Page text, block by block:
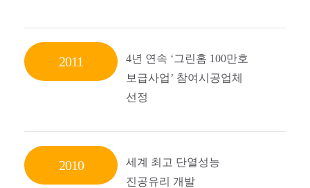
2011
4년 연속 ‘그린홈 100만호
보급사업’ 참여시공업체
선정
2010
세계 최고 단열성능
진공유리 개발